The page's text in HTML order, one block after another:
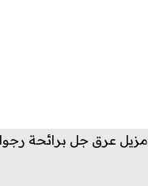
مزيل عرق جل برائحة